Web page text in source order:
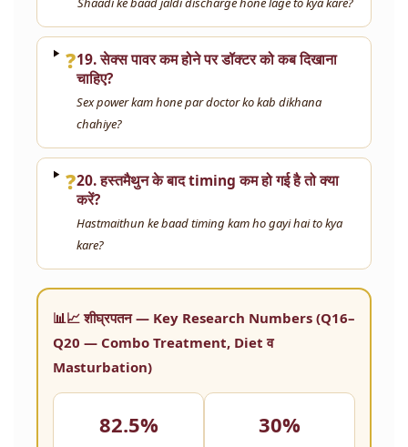
❓19. सेक्स पावर कम होने पर डॉक्टर को कब दिखाना
चाहिए?
Sex power kam hone par doctor ko kab dikhana
chahiye?
❓20. हस्तमैथुन के बाद timing कम हो गई है तो क्या
करें?
Hastmaithun ke baad timing kam ho gayi hai to kya
kare?
📊📈 शीघ्रपतन — Key Research Numbers (Q16–
Q20 — Combo Treatment, Diet व
Masturbation)
82.5% 30%